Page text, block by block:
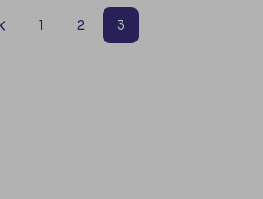
Page précédente
1 2 3